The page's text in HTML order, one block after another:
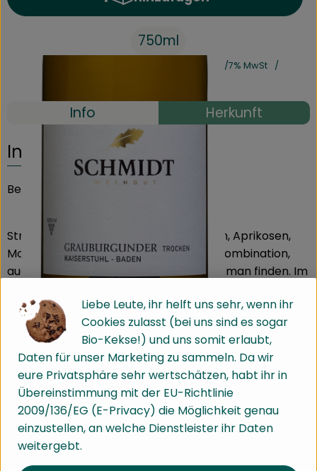
750ml
#31652 / Liter
7% MwSt
Info Herkunft
Info
Beschreibung
Strahlend, mit komplexem Duft. Quitten, Aprikosen,
Mohn und Mandeln in verführerischer Kombination,
auch etwas Minze und Eukalyptus kann man finden. Im
Säure. Kraftvoll mit unglaublich schönem, cremigem
Schmelz. Voll im Geschmack, einfach beeindruckend!
Eichstetter Herrenbuck: Das unvergleichliche Terroir
des Vulkans mit einer kalkreichen Lössauflage
kombiniert mit dem milden Klima des Kaiserstuhls
bringt besonders prägnante Burgunder hervor. Diese
natürliche Gunst wird durch den schonenden Ausbau
Liebe Leute, ihr helft uns sehr, wenn ihr
Cookies zulasst (bei uns sind es sogar
Bio-Kekse!) und uns somit erlaubt,
Daten für unser Marketing zu sammeln. Da wir
eure Privatsphäre sehr wertschätzen, habt ihr in
Übereinstimmung mit der EU-Richtlinie
2009/136/EG (E-Privacy) die Möglichkeit genau
einzustellen, an welche Dienstleister ihr Daten
weitergebt.